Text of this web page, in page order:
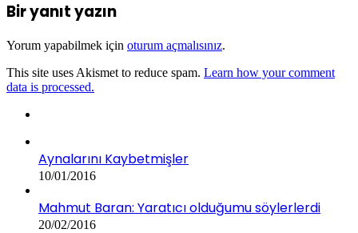
Bir yanıt yazın
Yorum yapabilmek için oturum açmalısınız.
This site uses Akismet to reduce spam. Learn how your comment
data is processed.
Aynalarını Kaybetmişler
10/01/2016
Mahmut Baran: Yaratıcı olduğumu söylerlerdi
20/02/2016